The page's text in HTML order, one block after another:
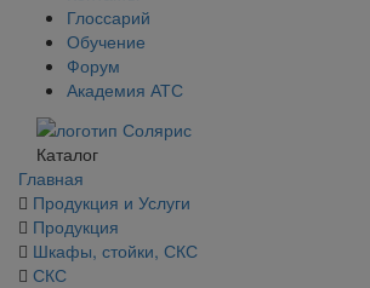
Глоссарий
Обучение
Форум
Академия АТС
Каталог
Главная
Продукция и Услуги
Продукция
Шкафы, стойки, СКС
СКС